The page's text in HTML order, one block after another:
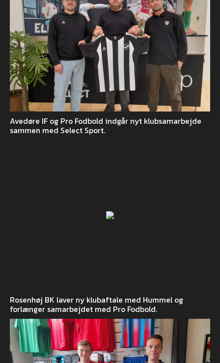
Avedøre IF og Pro Fodbold indgår nyt klubsamarbejde
sammen med Select Sport.
Rosenhøj BK laver ny klubaftale med Hummel og
forlænger samarbejdet med Pro Fodbold.